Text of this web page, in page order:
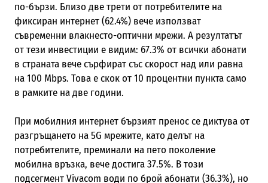
по-бързи. Близо две трети от потребителите на
фиксиран интернет (62.4%) вече използват
съвременни влакнесто-оптични мрежи. А резултатът
от тези инвестиции е видим: 67.3% от всички абонати
в страната вече сърфират със скорост над или равна
на 100 Mbps. Това е скок от 10 процентни пункта само
в рамките на две години.
При мобилния интернет бързият пренос се диктува от
разгръщането на 5G мрежите, като делът на
потребителите, преминали на пето поколение
мобилна връзка, вече достига 37.5%. В този
подсегмент Vivacom води по брой абонати (36.3%), но